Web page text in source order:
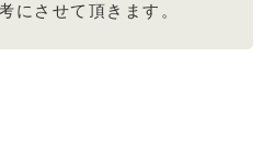
にさせて頂きます。